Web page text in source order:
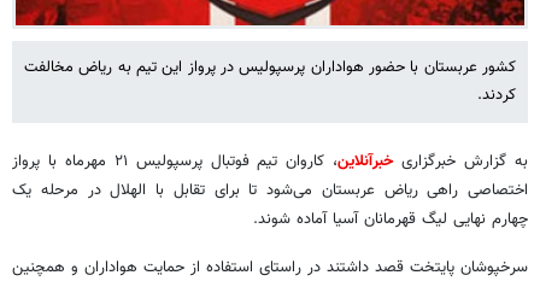
کشور عربستان با حضور هواداران پرسپولیس در پرواز این تیم به ریاض مخالفت
کردند.
به گزارش خبرگزاریخبرآنلاین
، کاروان تیم فوتبال پرسپولیس ۲۱ مهرماه با پرواز
اختصاصی راهی ریاض عربستان می‌شود تا برای تقابل با الهلال در مرحله یک
چهارم نهایی لیگ قهرمانان آسیا آماده شوند.
سرخپوشان پایتخت قصد داشتند در راستای استفاده از حمایت هواداران و همچنین